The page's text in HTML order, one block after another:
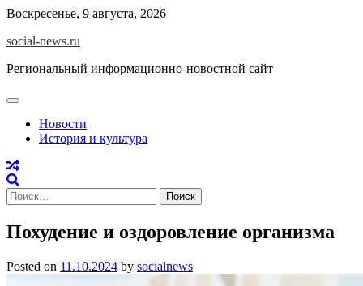
Skip
content
Воскресенье, 9 августа, 2026
social-news.ru
Региональный информационно-новостной сайт
Новости
История и культура
Найти:
Похудение и оздоровление организма
Posted on 11.10.2024 by socialnews